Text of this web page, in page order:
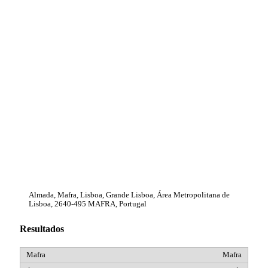
Almada, Mafra, Lisboa, Grande Lisboa, Área Metropolitana de
Lisboa, 2640-495 MAFRA, Portugal
Resultados
Mafra